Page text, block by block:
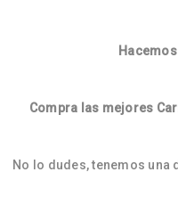
Hacemos
Compra las mejores
No lo dudes, tenemos una